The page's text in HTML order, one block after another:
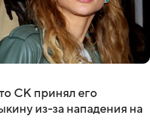
СК принял его
из-за нападения на